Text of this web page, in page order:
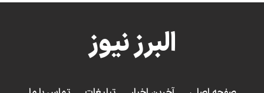
البرز نیوز